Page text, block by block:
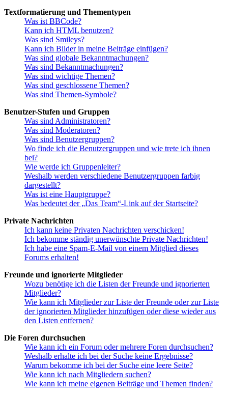
Textformatierung und Thementypen
Was ist BBCode?
Kann ich HTML benutzen?
Was sind Smileys?
Kann ich Bilder in meine Beiträge einfügen?
Was sind globale Bekanntmachungen?
Was sind Bekanntmachungen?
Was sind wichtige Themen?
Was sind geschlossene Themen?
Was sind Themen-Symbole?
Benutzer-Stufen und Gruppen
Was sind Administratoren?
Was sind Moderatoren?
Was sind Benutzergruppen?
Wo finde ich die Benutzergruppen und wie trete ich ihnen
bei?
Wie werde ich Gruppenleiter?
Weshalb werden verschiedene Benutzergruppen farbig
dargestellt?
Was ist eine Hauptgruppe?
Was bedeutet der „Das Team“-Link auf der Startseite?
Private Nachrichten
Ich kann keine Privaten Nachrichten verschicken!
Ich bekomme ständig unerwünschte Private Nachrichten!
Ich habe eine Spam-E-Mail von einem Mitglied dieses
Forums erhalten!
Freunde und ignorierte Mitglieder
Wozu benötige ich die Listen der Freunde und ignorierten
Mitglieder?
Wie kann ich Mitglieder zur Liste der Freunde oder zur Liste
der ignorierten Mitglieder hinzufügen oder diese wieder aus
den Listen entfernen?
Die Foren durchsuchen
Wie kann ich ein Forum oder mehrere Foren durchsuchen?
Weshalb erhalte ich bei der Suche keine Ergebnisse?
Warum bekomme ich bei der Suche eine leere Seite?
Wie kann ich nach Mitgliedern suchen?
Wie kann ich meine eigenen Beiträge und Themen finden?